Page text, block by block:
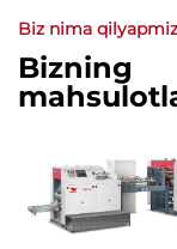
Biz nima qilyapmiz
Bizning